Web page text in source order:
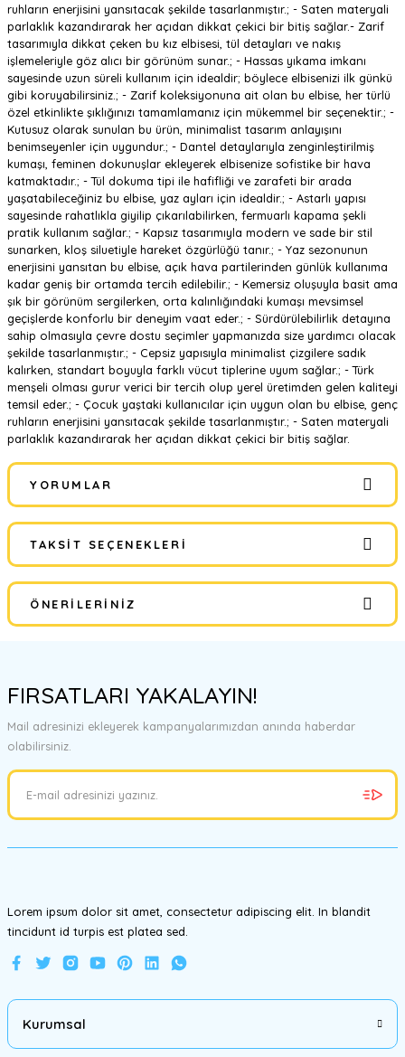
ruhların enerjisini yansıtacak şekilde tasarlanmıştır.; - Saten materyali
parlaklık kazandırarak her açıdan dikkat çekici bir bitiş sağlar.- Zarif
tasarımıyla dikkat çeken bu kız elbisesi, tül detayları ve nakış
işlemeleriyle göz alıcı bir görünüm sunar.; - Hassas yıkama imkanı
sayesinde uzun süreli kullanım için idealdir; böylece elbisenizi ilk günkü
gibi koruyabilirsiniz.; - Zarif koleksiyonuna ait olan bu elbise, her türlü
özel etkinlikte şıklığınızı tamamlamanız için mükemmel bir seçenektir.; -
Kutusuz olarak sunulan bu ürün, minimalist tasarım anlayışını
benimseyenler için uygundur.; - Dantel detaylarıyla zenginleştirilmiş
kumaşı, feminen dokunuşlar ekleyerek elbisenize sofistike bir hava
katmaktadır.; - Tül dokuma tipi ile hafifliği ve zarafeti bir arada
yaşatabileceğiniz bu elbise, yaz ayları için idealdir.; - Astarlı yapısı
sayesinde rahatlıkla giyilip çıkarılabilirken, fermuarlı kapama şekli
pratik kullanım sağlar.; - Kapsız tasarımıyla modern ve sade bir stil
sunarken, kloş siluetiyle hareket özgürlüğü tanır.; - Yaz sezonunun
enerjisini yansıtan bu elbise, açık hava partilerinden günlük kullanıma
kadar geniş bir ortamda tercih edilebilir.; - Kemersiz oluşuyla basit ama
şık bir görünüm sergilerken, orta kalınlığındaki kumaşı mevsimsel
geçişlerde konforlu bir deneyim vaat eder.; - Sürdürülebilirlik detayına
sahip olmasıyla çevre dostu seçimler yapmanızda size yardımcı olacak
şekilde tasarlanmıştır.; - Cepsiz yapısıyla minimalist çizgilere sadık
kalırken, standart boyuyla farklı vücut tiplerine uyum sağlar.; - Türk
menşeli olması gurur verici bir tercih olup yerel üretimden gelen kaliteyi
temsil eder.; - Çocuk yaştaki kullanıcılar için uygun olan bu elbise, genç
ruhların enerjisini yansıtacak şekilde tasarlanmıştır.; - Saten materyali
parlaklık kazandırarak her açıdan dikkat çekici bir bitiş sağlar.
YORUMLAR
Bu ürüne ilk yorumu siz yapın!
Yorum Yaz
TAKSIT SEÇENEKLERI
ÖNERILERINIZ
tarafımıza iletebilirsiniz.
Görüş ve önerileriniz için teşekkür ederiz.
Ürün resmi kalitesiz, bozuk veya görüntülenemiyor.
Ürün bilgilerinde hatalar bulunuyor.
FIRSATLARI YAKALAYIN!
Mail adresinizi ekleyerek kampanyalarımızdan anında haberdar
olabilirsiniz.
Lorem ipsum dolor sit amet, consectetur adipiscing elit. In blandit
tincidunt id turpis est platea sed.
Kurumsal